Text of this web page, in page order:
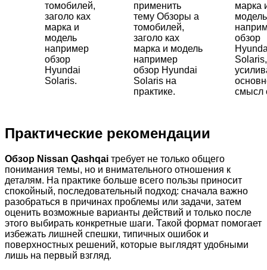
томобилей,
заголо ках
марка и
модель
например
обзор
Hyundai
Solaris.
применить
тему Обзоры а
томобилей,
заголо ках
марка и модель
например
обзор Hyundai
Solaris на
практике.
марка
модель
обзор
Solaris,
смысл
Практические рекомендации
Обзор Nissan Qashqai требует не только общего
понимания темы, но и внимательного отношения к
деталям. На практике больше всего пользы приносит
спокойный, последовательный подход: сначала важно
разобраться в причинах проблемы или задачи, затем
оценить возможные варианты действий и только после
этого выбирать конкретные шаги. Такой формат помогает
избежать лишней спешки, типичных ошибок и
поверхностных решений, которые выглядят удобными
лишь на первый взгляд.